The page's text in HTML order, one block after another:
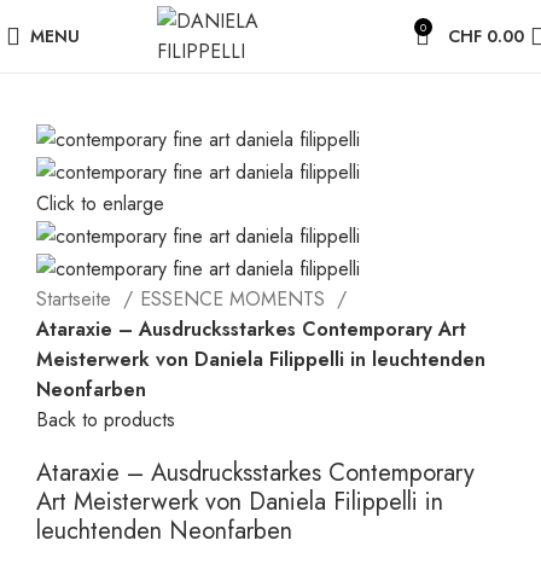
MENU 0 CHF 0.00
Click to enlarge
Startseite
ESSENCE MOMENTS
Ataraxie – Ausdrucksstarkes Contemporary Art
Meisterwerk von Daniela Filippelli in leuchtenden
Neonfarben
Back to products
Ataraxie – Ausdrucksstarkes Contemporary
Art Meisterwerk von Daniela Filippelli in
leuchtenden Neonfarben